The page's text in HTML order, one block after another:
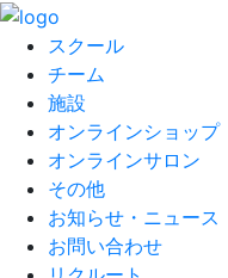
スクール
チーム
施設
オンラインショップ
オンラインサロン
その他
お知らせ・ニュース
お問い合わせ